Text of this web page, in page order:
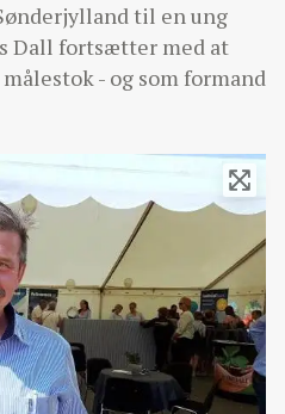
til en ung
Dall fortsætter med at
- og som formand